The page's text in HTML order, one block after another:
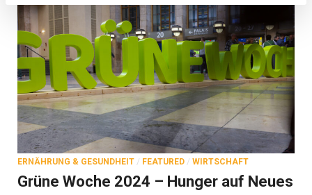
ERNÄHRUNG & GESUNDHEIT / FEATURED / WIRTSCHAFT
Grüne Woche 2024 – Hunger auf Neues